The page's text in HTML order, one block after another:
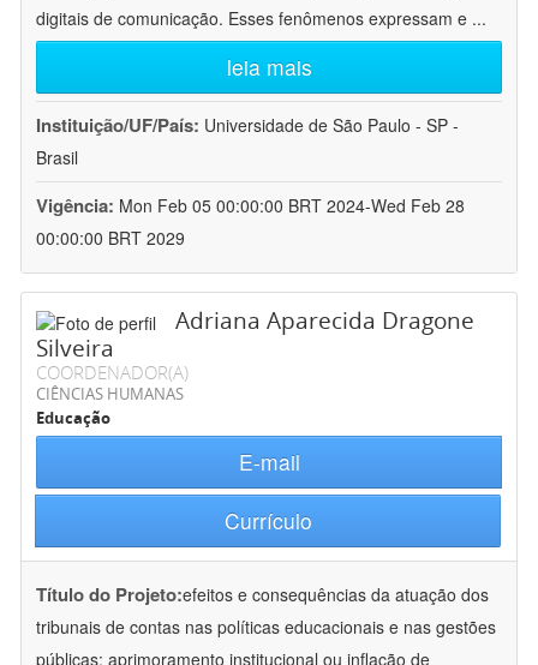
digitais de comunicação. Esses fenômenos expressam e ...
leia mais
Instituição/UF/País: Universidade de São Paulo - SP -
Brasil
Vigência: Mon Feb 05 00:00:00 BRT 2024-Wed Feb 28
00:00:00 BRT 2029
Adriana Aparecida Dragone
Silveira
COORDENADOR(A)
CIÊNCIAS HUMANAS
Educação
E-mail
Currículo
Título do Projeto:efeitos e consequências da atuação dos
tribunais de contas nas políticas educacionais e nas gestões
públicas: aprimoramento institucional ou inflação de